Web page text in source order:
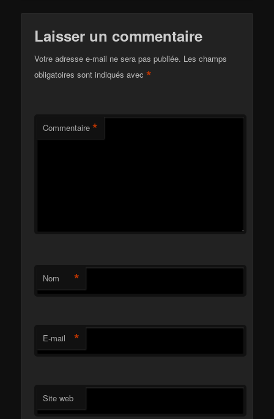
Laisser un commentaire
Votre adresse e-mail ne sera pas publiée. Les champs
obligatoires sont indiqués avec*
Commentaire *
Nom *
E-mail *
Site web